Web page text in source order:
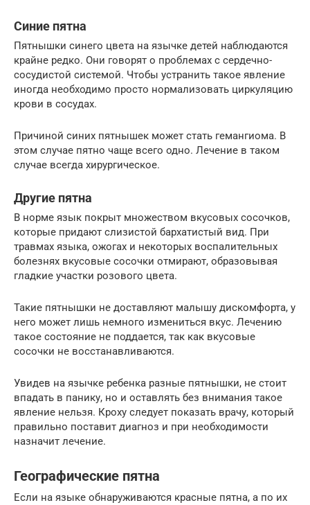
Синие пятна
Пятнышки синего цвета на язычке детей наблюдаются
крайне редко. Они говорят о проблемах с сердечно-
сосудистой системой. Чтобы устранить такое явление
иногда необходимо просто нормализовать циркуляцию
крови в сосудах.
Причиной синих пятнышек может стать гемангиома. В
этом случае пятно чаще всего одно. Лечение в таком
случае всегда хирургическое.
Другие пятна
В норме язык покрыт множеством вкусовых сосочков,
которые придают слизистой бархатистый вид. При
травмах языка, ожогах и некоторых воспалительных
болезнях вкусовые сосочки отмирают, образовывая
гладкие участки розового цвета.
Такие пятнышки не доставляют малышу дискомфорта, у
него может лишь немного измениться вкус. Лечению
такое состояние не поддается, так как вкусовые
сосочки не восстанавливаются.
Увидев на язычке ребенка разные пятнышки, не стоит
впадать в панику, но и оставлять без внимания такое
явление нельзя. Кроху следует показать врачу, который
правильно поставит диагноз и при необходимости
назначит лечение.
Географические пятна
Если на языке обнаруживаются красные пятна, а по их